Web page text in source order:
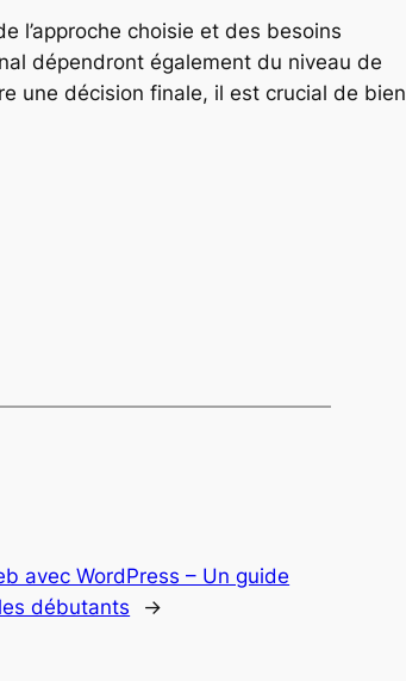
l’approche choisie et des besoins
dépendront également du niveau de
une décision finale, il est crucial de bien
avec WordPress – Un guide
débutants
→